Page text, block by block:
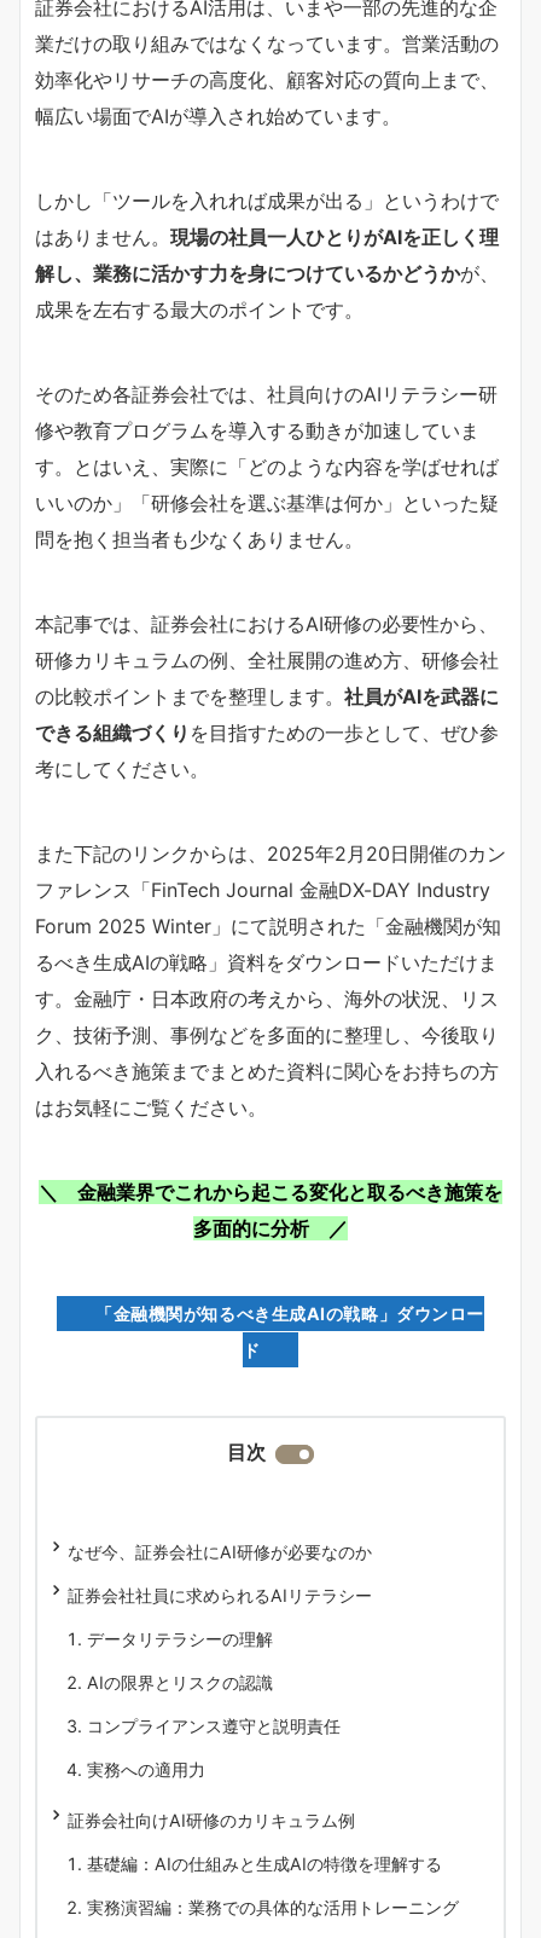
証券会社におけるAI活用は、いまや一部の先進的な企
業だけの取り組みではなくなっています。営業活動の
効率化やリサーチの高度化、顧客対応の質向上まで、
幅広い場面でAIが導入され始めています。
しかし「ツールを入れれば成果が出る」というわけで
はありません。 現場の社員一人ひとりがAIを正しく理
解し、業務に活かす力を身につけているかどうかが、
成果を左右する最大のポイントです。
そのため各証券会社では、社員向けのAIリテラシー研
修や教育プログラムを導入する動きが加速していま
す。とはいえ、実際に「どのような内容を学ばせれば
いいのか」「研修会社を選ぶ基準は何か」といった疑
問を抱く担当者も少なくありません。
本記事では、証券会社におけるAI研修の必要性から、
研修カリキュラムの例、全社展開の進め方、研修会社
の比較ポイントまでを整理します。 社員がAIを武器に
できる組織づくり を目指すための一歩として、ぜひ参
考にしてください。
また下記のリンクからは、2025年2月20日開催のカン
ファレンス「FinTech Journal 金融DX-DAY Industry
Forum 2025 Winter」にて説明された「金融機関が知
るべき生成AIの戦略」資料をダウンロードいただけま
す。金融庁・日本政府の考えから、海外の状況、リス
ク、技術予測、事例などを多面的に整理し、今後取り
入れるべき施策までまとめた資料に関心をお持ちの方
はお気軽にご覧ください。
＼ 金融業界でこれから起こる変化と取るべき施策を
多面的に分析 ／
「金融機関が知るべき生成AIの戦略」ダウンロー
ド
目次
なぜ今、証券会社にAI研修が必要なのか
証券会社社員に求められるAIリテラシー
データリテラシーの理解
AIの限界とリスクの認識
コンプライアンス遵守と説明責任
実務への適用力
証券会社向けAI研修のカリキュラム例
基礎編：AIの仕組みと生成AIの特徴を理解する
実務演習編：業務での具体的な活用トレーニング